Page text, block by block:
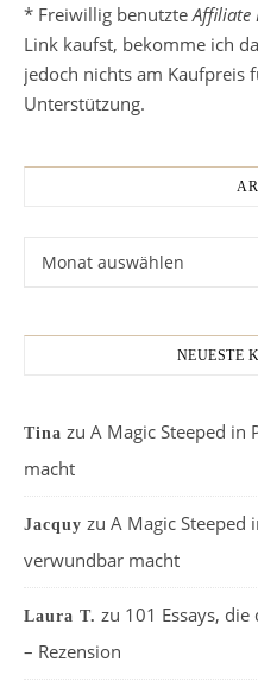
* Freiwillig benutzte Affiliate
Link kaufst, bekomme ich
jedoch nichts am Kaufpreis
Unterstützung.
NEUESTE
Tina zu A Magic Steeped in
macht
Jacquy zu A Magic Steeped
verwundbar macht
Laura T. zu 101 Essays,
– Rezension